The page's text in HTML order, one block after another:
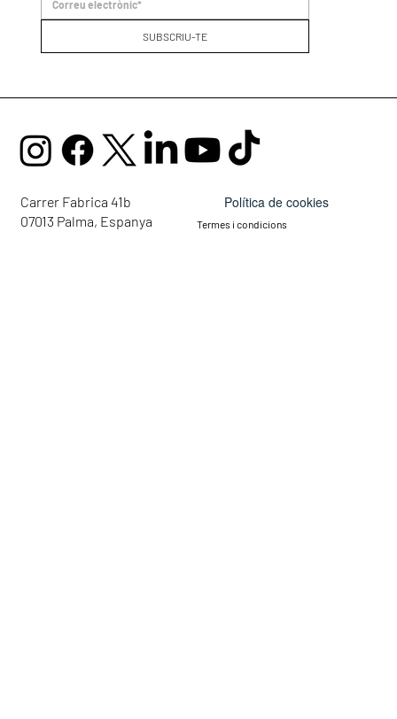
Carrer Fabrica 41b
07013 Palma, Espanya
Política de cookies
Termes i condicions
SUBSCRIU-TE